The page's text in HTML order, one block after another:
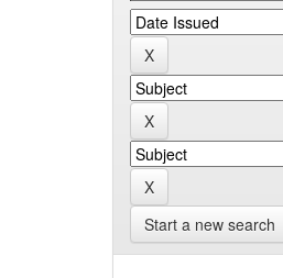
Start a new search